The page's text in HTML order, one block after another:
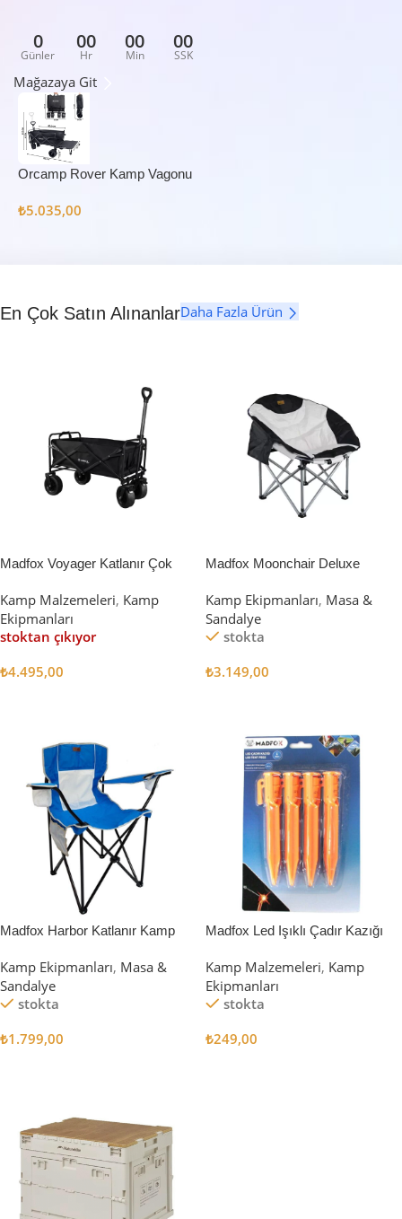
0
Günler
00
Hr
00
Min
00
SSK
Mağazaya Git
Orcamp Rover Kamp Vagonu
₺5.035,00
En Çok Satın AlınanlarDaha Fazla Ürün
Madfox Voyager Katlanır Çok
[Vagon] BLACK
Kamp Malzemeleri, Kamp
Ekipmanları
stoktan çıkıyor
₺4.495,00
Madfox Moonchair Deluxe
Siyah/Gri
Kamp Ekipmanları, Masa &
Sandalye
stokta
₺3.149,00
Madfox Harbor Katlanır Kamp
Kamp Ekipmanları, Masa &
Sandalye
stokta
₺1.799,00
Madfox Led Işıklı Çadır Kazığı
Kamp Malzemeleri, Kamp
Ekipmanları
stokta
₺249,00